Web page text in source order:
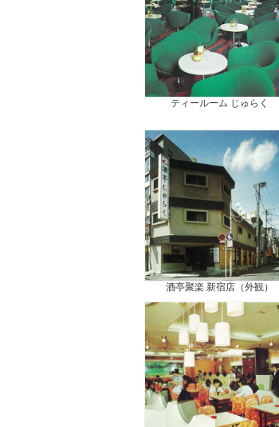
ティールーム じゅらく
酒亭聚楽 新宿店（外観）